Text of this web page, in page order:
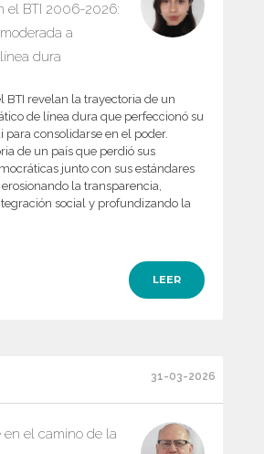
el BTI 2006-2026:
a
dura
BTI revelan la trayectoria de un
de línea dura que perfeccionó su
para consolidarse en el poder.
de un país que perdió sus
junto con sus estándares
la transparencia,
social y profundizando la
LEER
31-03-2026
en el camino de la